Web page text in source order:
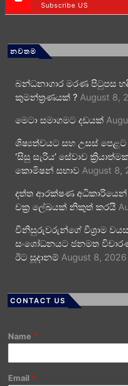
Subscribe US
නවතම
බන්ධනාගාර මරණ පිටුපස
කුමන්ත්‍රණයක් ? August 8,
මෙටා සමාගමට දඩයක්
ශිෂ්‍යත්වයට සහ උසස්
‘සිසු සැරිය’ සේවාව
කොමිෂන් සභාව August 8,
දත්ත ආරක්ෂණ අධිකාරියෙන්
චක්‍ර ලේඛයක් නිකුත් කරයි
විනිසුරුවරුන්ගේ විශ්‍රාම
සංශෝධනයට ජනමත
ඊට සූදානම් August 8, 2026
CONTACT US
Name *
Email *